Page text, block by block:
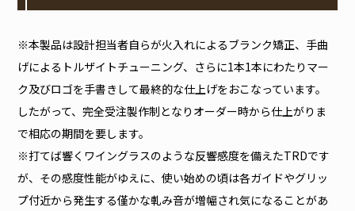
※本製品は設計担当者自らが火入れによるブランク矯正、手曲
げによるトルザイトチューニング、さらに1本1本にわたりマー
ク及びロゴを手書きして最終的な仕上げをおこなっています。
したがって、完全受注製作制となりオーダー時から仕上がりま
で相応の期間を要します。
※打てば響くワイングラスのような反響感度を備えたTRDです
が、その感度性能がゆえに、使い始めの頃は各ガイドやグリッ
プ付近から発生する僅かな軋み音が増幅され気になることがあ